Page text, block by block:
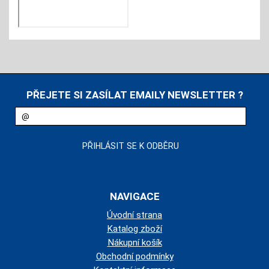
PŘEJETE SI ZASÍLAT EMAILY NEWSLETTER ?
NAVIGACE
Úvodní strana
Katalog zboží
Nákupní košík
Obchodní podmínky